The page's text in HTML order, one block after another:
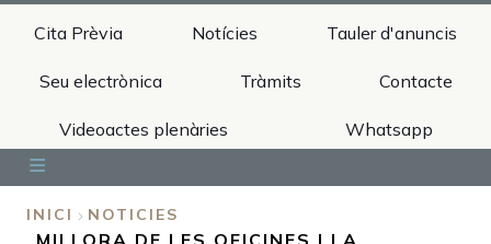
Cita Prèvia Notícies Tauler d'anuncis
Seu electrònica Tràmits Contacte
Videoactes plenàries Whatsapp
Inici
Ajuntament
Àrees
Municipi
Turisme
INICI NOTICIES